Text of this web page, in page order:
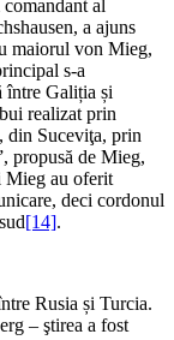
al
a ajuns
maiorul von Mieg,
s-a
între Galiția și
realizat prin
din Suceviţa, prin
propusă de Mieg,
Mieg au oferit
deci cordonul
[14].
Rusia și Turcia.
– ştirea a fost